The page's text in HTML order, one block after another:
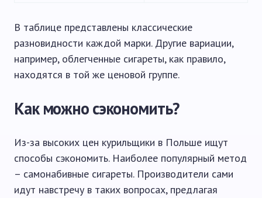
В таблице представлены классические
разновидности каждой марки. Другие вариации,
например, облегченные сигареты, как правило,
находятся в той же ценовой группе.
Как можно сэкономить?
Из-за высоких цен курильщики в Польше ищут
способы сэкономить. Наиболее популярный метод
– самонабивные сигареты. Производители сами
идут навстречу в таких вопросах, предлагая